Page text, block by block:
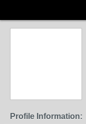
Profile Information: